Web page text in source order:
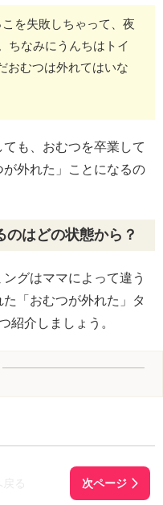
を失敗しちゃって、夜
なみにうんちはトイ
おむつは外れてはいな
も、おむつを卒業して
外れた」ことになるの
のはどの状態から？
グはママによって違う
「おむつが外れた」タ
紹介しましょう。